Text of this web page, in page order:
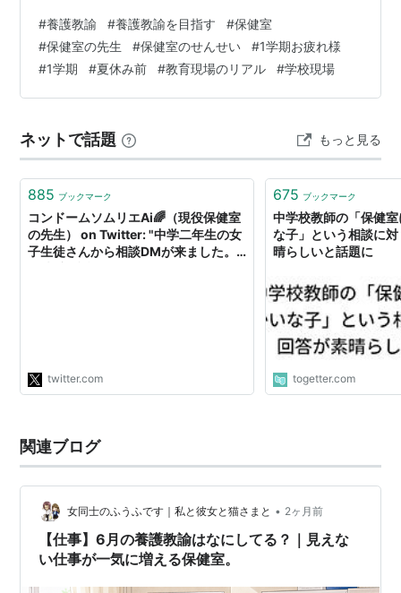
かもしれません。 しかし養護教諭にとって7月は、1学期
を締めくくる仕事と、2学期に向けた準備が重なる時期
で、地味に忙しくしています。 今回は、7月の養護教諭
がどんな仕事をしているのかをご紹介します。 🌻7月の
【連携編】 予防で熱中症から子…
#養護教諭 #養護教諭を目指す #保健室
#保健室の先生 #保健室のせんせい #1学期お疲れ様
#1学期 #夏休み前 #教育現場のリアル #学校現場
ネットで話題 もっと見る
885 ブックマーク
コンドームソムリエAi🌈（現役保健室
の先生） on Twitter: "中学二年生の女
子生徒さんから相談DMが来ました。
いと思います。"
twitter.com
675 ブックマーク
中学校教師の「保健
な子」という相談に
晴らしいと話題に
togetter.com
関連ブログ
女同士のふうふです｜私と彼女と猫さまと • 2ヶ月前
【仕事】6月の養護教諭はなにしてる？｜見えな
い仕事が一気に増える保健室。